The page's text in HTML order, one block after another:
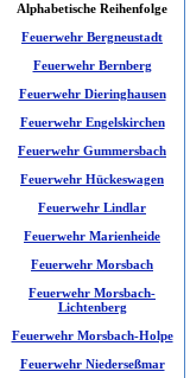
Alphabetische Reihenfolge
Feuerwehr Bergneustadt
Feuerwehr Bernberg
Feuerwehr Dieringhausen
Feuerwehr Engelskirchen
Feuerwehr Gummersbach
Feuerwehr Hückeswagen
Feuerwehr Lindlar
Feuerwehr Marienheide
Feuerwehr Morsbach
Feuerwehr Morsbach-
Lichtenberg
Feuerwehr Morsbach-Holpe
Feuerwehr Niederseßmar